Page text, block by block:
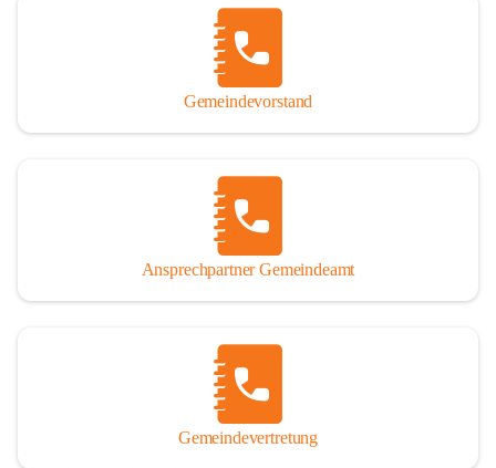
Gemeindevorstand
Ansprechpartner Gemeindeamt
Gemeindevertretung